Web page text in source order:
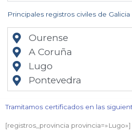
Principales registros civiles de Galicia
Ourense
A Coruña
Lugo
Pontevedra
Tramitamos certificados en las
[registros_provincia provincia=»Lugo​»]